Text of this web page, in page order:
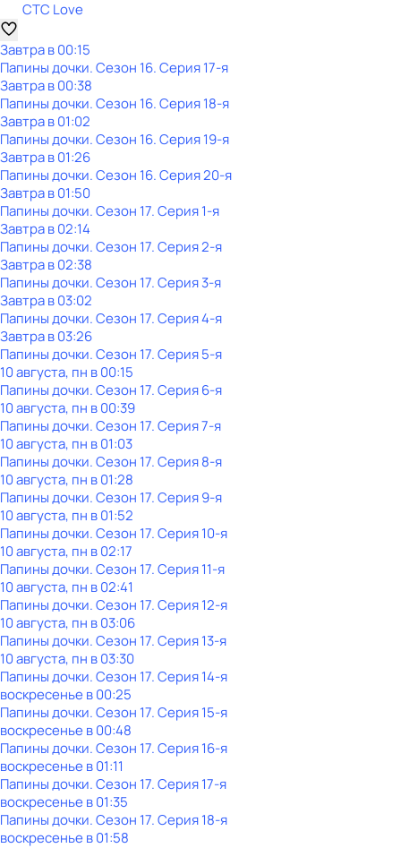
СТС Love
Завтра в 00:15
Папины дочки. Сезон 16. Серия 17-я
Завтра в 00:38
Папины дочки. Сезон 16. Серия 18-я
Завтра в 01:02
Папины дочки. Сезон 16. Серия 19-я
Завтра в 01:26
Папины дочки. Сезон 16. Серия 20-я
Завтра в 01:50
Папины дочки. Сезон 17. Серия 1-я
Завтра в 02:14
Папины дочки. Сезон 17. Серия 2-я
Завтра в 02:38
Папины дочки. Сезон 17. Серия 3-я
Завтра в 03:02
Папины дочки. Сезон 17. Серия 4-я
Завтра в 03:26
Папины дочки. Сезон 17. Серия 5-я
10 августа, пн в 00:15
Папины дочки. Сезон 17. Серия 6-я
10 августа, пн в 00:39
Папины дочки. Сезон 17. Серия 7-я
10 августа, пн в 01:03
Папины дочки. Сезон 17. Серия 8-я
10 августа, пн в 01:28
Папины дочки. Сезон 17. Серия 9-я
10 августа, пн в 01:52
Папины дочки. Сезон 17. Серия 10-я
10 августа, пн в 02:17
Папины дочки. Сезон 17. Серия 11-я
10 августа, пн в 02:41
Папины дочки. Сезон 17. Серия 12-я
10 августа, пн в 03:06
Папины дочки. Сезон 17. Серия 13-я
10 августа, пн в 03:30
Папины дочки. Сезон 17. Серия 14-я
воскресенье в00:25
Папины дочки. Сезон 17. Серия 15-я
воскресенье в00:48
Папины дочки. Сезон 17. Серия 16-я
воскресенье в01:11
Папины дочки. Сезон 17. Серия 17-я
воскресенье в01:35
Папины дочки. Сезон 17. Серия 18-я
воскресенье в01:58